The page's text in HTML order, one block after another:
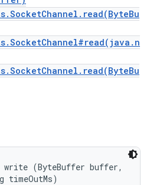
(ByteBuffer buffer,
timeOutMs)